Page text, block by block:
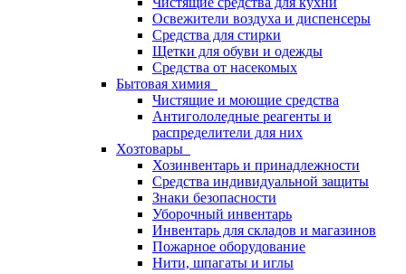
Освежители воздуха и диспенсеры
Средства для стирки
Щетки для обуви и одежды
Средства от насекомых
Бытовая химия
Чистящие и моющие средства
Антигололедные реагенты и
распределители для них
Хозтовары
Хозинвентарь и принадлежности
Средства индивидуальной защиты
Знаки безопасности
Уборочный инвентарь
Инвентарь для складов и магазинов
Пожарное оборудование
Нити, шпагаты и иглы